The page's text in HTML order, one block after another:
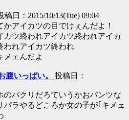
稿日：2015/10/13(Tue) 09:04
アイカツの目でけぇんだよ！
カツ終われアイカツ終われアイカ
われアイカツ終われ
メェんだよ
腹いっぱい。 投稿日：
のパクリだろていうかおパンツな
パラやるどころか女の子が｢キメェ